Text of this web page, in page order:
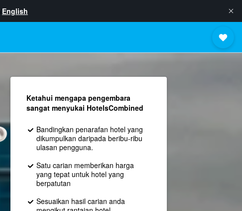
English
Ketahui mengapa pengembara
sangat menyukai HotelsCombined
Bandingkan penarafan hotel yang
dikumpulkan daripada beribu-ribu
ulasan pengguna.
Satu carian memberikan harga
yang tepat untuk hotel yang
berpatutan
Sesuaikan hasil carian anda